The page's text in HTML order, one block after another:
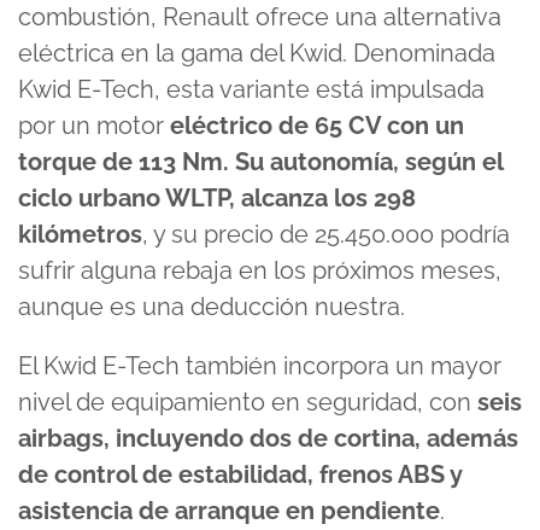
combustión, Renault ofrece una alternativa
eléctrica en la gama del Kwid. Denominada
Kwid E-Tech, esta variante está impulsada
por un motor eléctrico de 65 CV con un
torque de 113 Nm. Su autonomía, según el
ciclo urbano WLTP, alcanza los 298
kilómetros, y su precio de 25.450.000 podría
sufrir alguna rebaja en los próximos meses,
aunque es una deducción nuestra.
El Kwid E-Tech también incorpora un mayor
nivel de equipamiento en seguridad, con seis
airbags, incluyendo dos de cortina, además
de control de estabilidad, frenos ABS y
asistencia de arranque en pendiente.